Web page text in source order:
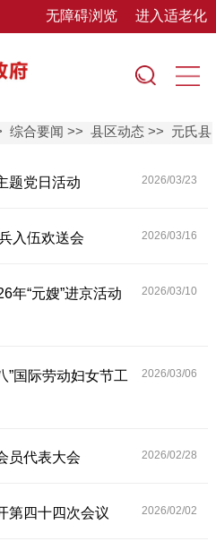
无障碍浏览 进入适老化
综合要闻 >>县区动态 >> 元氏县
2026/03/23
题党日活动
2026/03/16
入伍欢送会
2026/03/10
年“元嫂”进京活动
2026/03/06
”国际劳动妇女节工
2026/02/28
员代表大会
2026/02/02
第四十四次会议